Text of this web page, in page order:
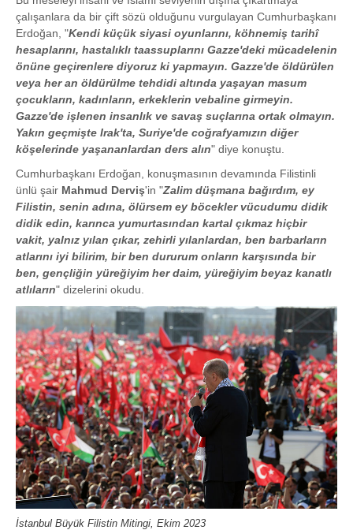
çalışanlara da bir çift sözü olduğunu vurgulayan Cumhurbaşkanı
Erdoğan, "Kendi küçük siyasi oyunlarını, köhnemiş tarihî
hesaplarını, hastalıklı taassuplarını Gazze'deki mücadelenin
önüne geçirenlere diyoruz ki yapmayın. Gazze'de öldürülen
veya her an öldürülme tehdidi altında yaşayan masum
çocukların, kadınların, erkeklerin vebaline girmeyin.
Gazze'de işlenen insanlık ve savaş suçlarına ortak olmayın.
Yakın geçmişte Irak'ta, Suriye'de coğrafyamızın diğer
köşelerinde yaşananlardan ders alın" diye konuştu.
Cumhurbaşkanı Erdoğan, konuşmasının devamında Filistinli
ünlü şair Mahmud Derviş'in "Zalim düşmana bağırdım, ey
Filistin, senin adına, ölürsem ey böcekler vücudumu didik
didik edin, karınca yumurtasından kartal çıkmaz hiçbir
vakit, yalnız yılan çıkar, zehirli yılanlardan, ben barbarların
atlarını iyi bilirim, bir ben dururum onların karşısında bir
ben, gençliğin yüreğiyim her daim, yüreğiyim beyaz kanatlı
atlıların" dizelerini okudu.
İstanbul Büyük Filistin Mitingi, Ekim 2023